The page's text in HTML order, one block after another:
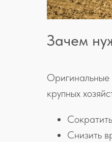
Зачем
Оригинальные
крупных
Снизить